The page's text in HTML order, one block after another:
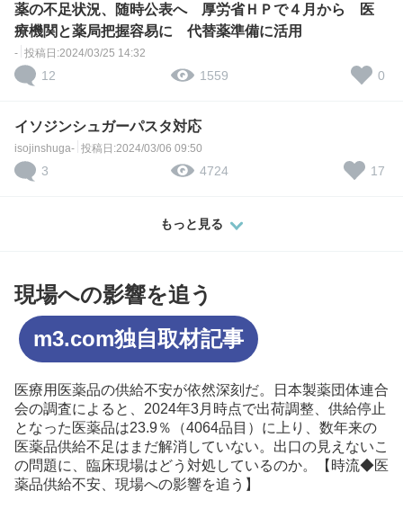
薬の不足状況、随時公表へ 厚労省ＨＰで４月から 医
療機関と薬局把握容易に 代替薬準備に活用
- 投稿日:2024/03/25 14:32
12 1559 0
イソジンシュガーパスタ対応
isojinshuga- 投稿日:2024/03/06 09:50
3 4724 17
もっと見る
現場への影響を追う
m3.com独自取材記事
医療用医薬品の供給不安が依然深刻だ。日本製薬団体連合
会の調査によると、2024年3月時点で出荷調整、供給停止
となった医薬品は23.9％（4064品目）に上り、数年来の
医薬品供給不足はまだ解消していない。出口の見えないこ
の問題に、臨床現場はどう対処しているのか。【時流◆医
薬品供給不安、現場への影響を追う】